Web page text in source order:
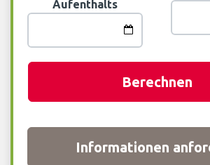
Aufenthalts
Berechnen
Informationen